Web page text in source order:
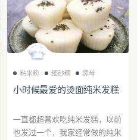
粘米粉 细砂糖 酵母
小时候最爱的烫面纯米发糕
一直都超喜欢吃纯米发糕，以前
也发过一个，我家经常做的纯米